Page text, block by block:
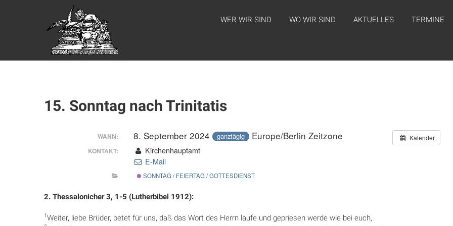
WEBSITE DES
APOSTELAMTES
JESU CHRISTI
KÖR
WER WIR SIND WO WIR SIND AKTUELLES TERMINE
15. Sonntag nach Trinitatis
Kalender
WANN: 8. September 2024 ganztägig Europe/Berlin Zeitzone
KONTAKT:
Kirchenhauptamt
E-Mail
SONNTAG / FEIERTAG / GOTTESDIENST
2. Thessalonicher 3, 1-5 (Lutherbibel 1912):
1Weiter, liebe Brüder, betet für uns, daß das Wort des Herrn laufe und gepriesen werde wie bei euch,